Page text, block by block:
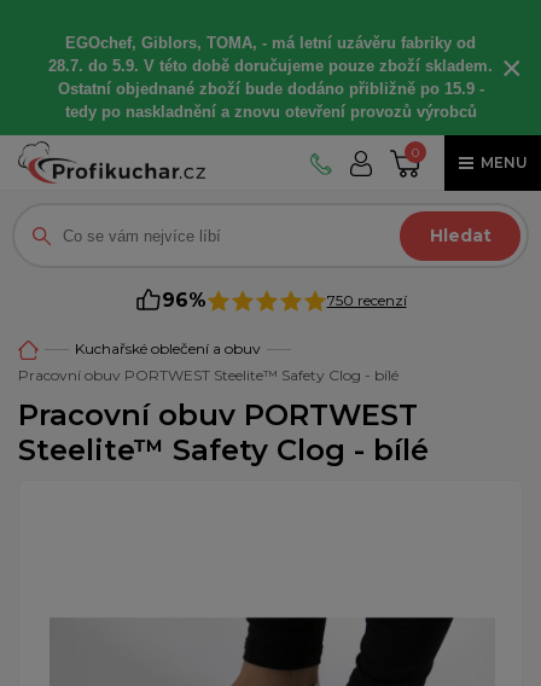
EGOchef, Giblors, TOMA, - má letní uzávěru fabriky od
28.7. do 5.9. V této době doručujeme pouze zboží skladem.
Ostatní objednané zboží bude dodáno přibližně po 15.9 -
tedy po naskladnění a znovu otevření provozů výrobců
×
0
MENU
Hledat
96% 750 recenzí
Kuchařské oblečení a obuv
Pracovní obuv PORTWEST Steelite™ Safety Clog - bílé
Pracovní obuv PORTWEST
Steelite™ Safety Clog - bílé